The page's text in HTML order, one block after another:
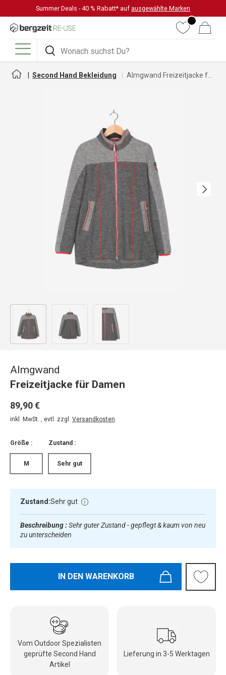
DIREKT ZUM INHALT
Summer Deals - 40 % Rabatt* auf ausgewählte Marken
Suchen
Suchen
WunschlisteWarenkorb
Menü
Second Hand Bekleidung
Nächste
Bild 1 in Galerieansicht laden
Almgwand
Freizeitjacke für Damen
89,90 €
inkl. MwSt. , evtl. zzgl. Versandkosten
Größe :
M
Zustand :
Sehr gut
Zustand:Sehr gut
Beschreibung :Sehr guter Zustand - gepflegt & kaum von neu
zu unterscheiden
IN DEN WARENKORB
Vom Outdoor Spezialisten
geprüfte Second Hand
Artikel
Lieferung in 3-5 Werktagen